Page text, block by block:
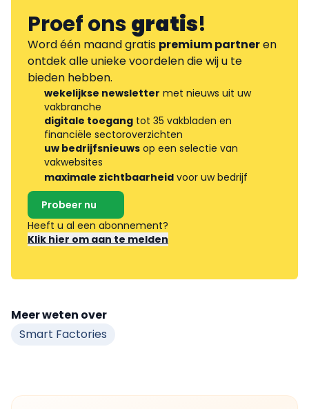
Proef onsgratis!
Word één maand gratis premium partneren
ontdek alle unieke voordelen die wij u te
bieden hebben.
wekelijkse newsletter met nieuws uit uw
vakbranche
digitale toegang tot 35 vakbladen en
financiële sectoroverzichten
uw bedrijfsnieuws op een selectie van
vakwebsites
maximale zichtbaarheid voor uw bedrijf
Probeer nu
Heeft u al een abonnement?
Klik hier om aan te melden
Meer weten over
Smart Factories